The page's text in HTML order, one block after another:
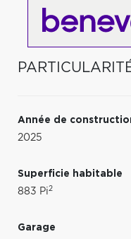
Année de
2025
Superficie habitable
883 Pi2
Garage